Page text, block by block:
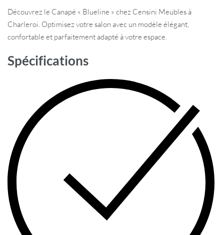
Découvrez le Canapé « Blueline » chez Censini Meubles à
Charleroi. Optimisez votre salon avec un modèle élégant,
confortable et parfaitement adapté à votre espace.
Spécifications